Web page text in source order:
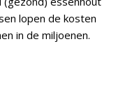
lopen de kosten
in de miljoenen.